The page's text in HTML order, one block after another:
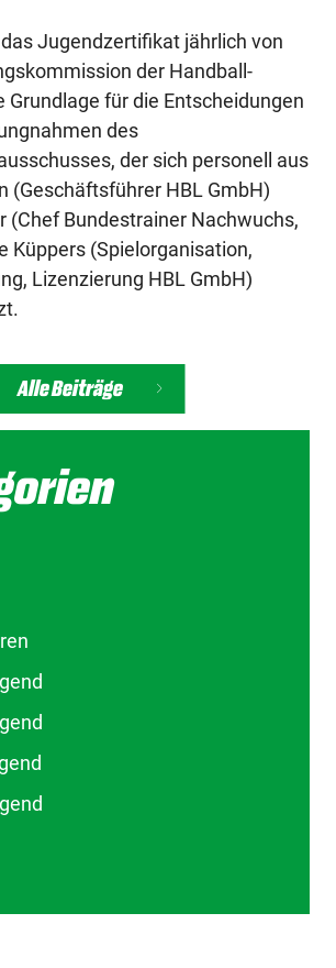
Jugendzertifikat jährlich von
der Handball-
Grundlage für die Entscheidungen
des
der sich personell aus
(Geschäftsführer HBL GmbH)
(Chef Bundestrainer Nachwuchs,
Küppers (Spielorganisation,
Lizenzierung HBL GmbH)
Alle Beiträge